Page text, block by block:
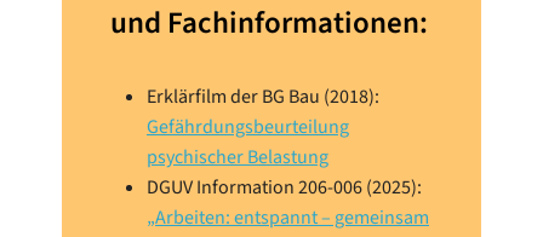
und Fachinformationen:
Erklärfilm der BG Bau (2018):
Gefährdungsbeurteilung
psychischer Belastung
DGUV Information 206-006 (2025):
„Arbeiten: entspannt – gemeinsam